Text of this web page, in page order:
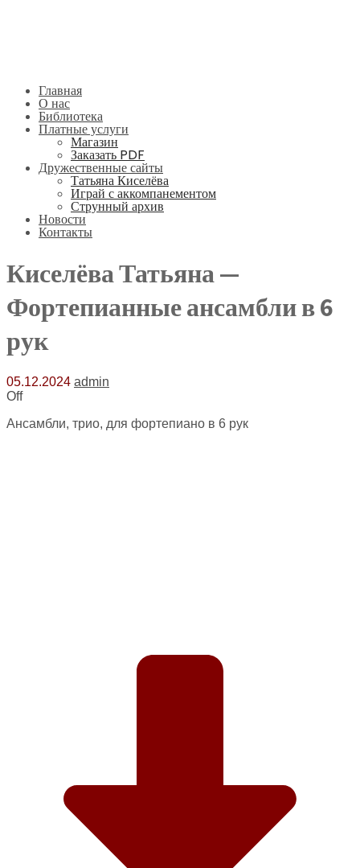
Главная
О нас
Библиотека
Платные услуги
Магазин
Заказать PDF
Дружественные сайты
Татьяна Киселёва
Играй с аккомпанементом
Струнный архив
Новости
Контакты
Киселёва Татьяна —
Фортепианные ансамбли в 6
рук
05.12.2024 admin
Off
Ансамбли, трио, для фортепиано в 6 рук